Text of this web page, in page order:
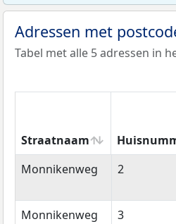
Adressen met
Tabel met alle 5 adressen in
Straatnaam
Straatnaam
Monnikenweg 2
Monnikenweg 3